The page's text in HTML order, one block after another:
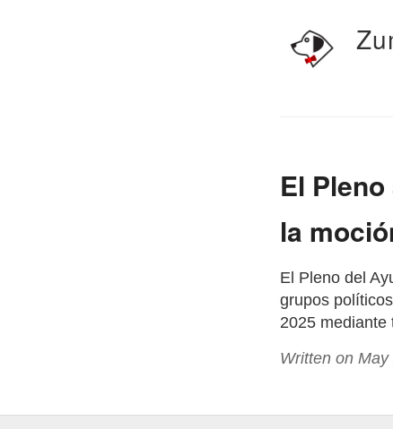
El
la
El Pleno del
grupos
2025 mediante
Written on